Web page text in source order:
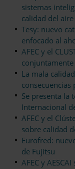
sistemas
calidad del
Tesy: nuevo
enfocado al
AFEC y el
La mala
consecuencias
Se presenta la
Internacional
AFEC y el
sobre calidad
Eurofred:
de Fujitsu
AFEC y